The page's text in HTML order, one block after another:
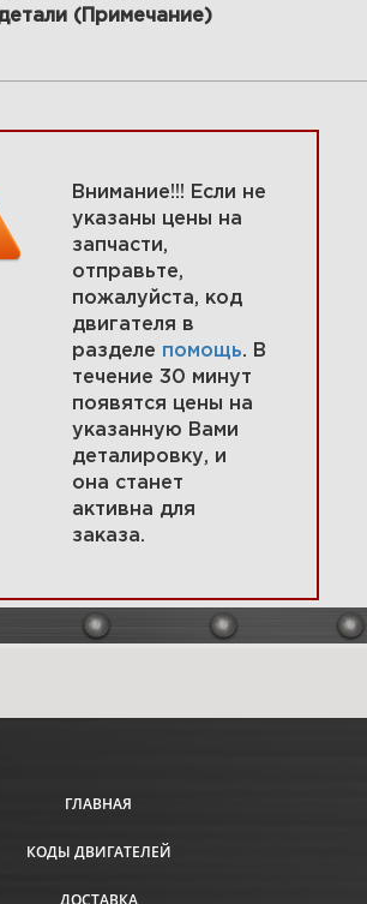
управления 295447-
Увеличить
295447-0141-E1
(Примечание)
Внимание!!! Если не
указаны цены на
запчасти,
отправьте,
пожалуйста, код
двигателя в
разделе помощь. В
течение 30 минут
появятся цены на
указанную Вами
деталировку, и
она станет
активна для
заказа.
ГЛАВНАЯ
КОДЫ ДВИГАТЕЛЕЙ
ДОСТАВКА